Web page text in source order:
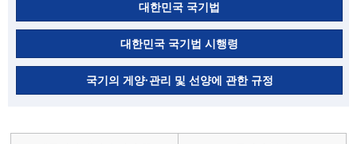
대한민국 국기법
대한민국 국기법 시행령
국기의 게양·관리 및 선양에 관한 규정